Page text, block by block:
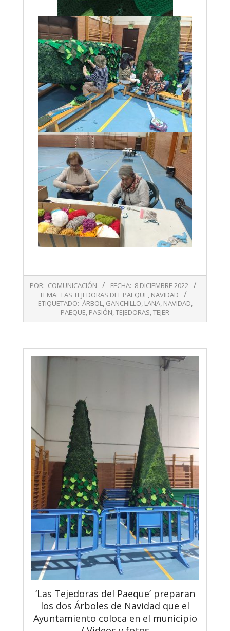
12-
POR: COMUNICACIÓN FECHA: 8 DICIEMBRE 2022
TEMA: LAS TEJEDORAS DEL PAEQUE, NAVIDAD
ETIQUETADO: ÁRBOL, GANCHILLO, LANA, NAVIDAD,
PAEQUE, PASIÓN,TEJEDORAS,TEJER
‘Las Tejedoras del Paeque’ preparan
los dos Árboles de Navidad que el
Ayuntamiento coloca en el municipio